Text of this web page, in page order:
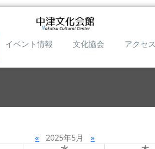
イベント情報 文化協会 アクセス
« 2025年5月 »